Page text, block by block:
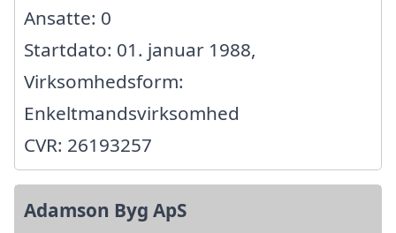
Ansatte: 0
Startdato: 01. januar 1988,
Virksomhedsform:
Enkeltmandsvirksomhed
CVR: 26193257
Adamson Byg ApS